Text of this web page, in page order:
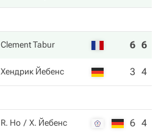
Clement Tabur 6 6
Хендрик Йебенс 3 4
R. Ho Х. Йебенс 6 4